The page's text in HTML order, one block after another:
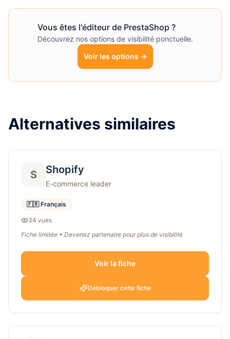
Vous êtes l'éditeur de PrestaShop ?
Découvrez nos options de visibilité ponctuelle.
Voir les options →
Alternatives similaires
S Shopify
E-commerce leader
🇫🇷 Français
34 vues
Fiche limitée • Devenez partenaire pour plus de visibilité
Voir la fiche
Débloquer cette fiche